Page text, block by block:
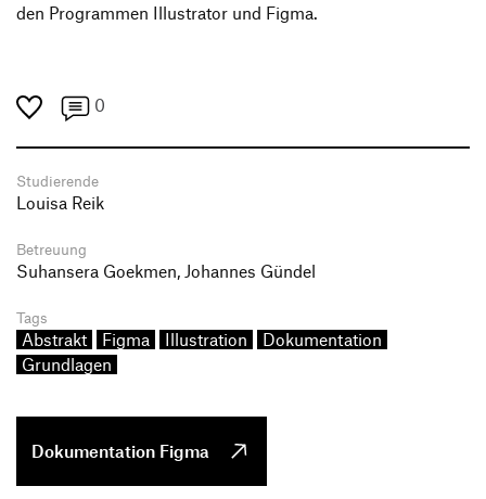
den Programmen Illustrator und Figma.
0
Studierende
Louisa Reik
Betreuung
Suhansera Goekmen, Johannes Gündel
Tags
Abstrakt Figma Illustration
Dokumentation
Grundlagen
Dokumentation Figma